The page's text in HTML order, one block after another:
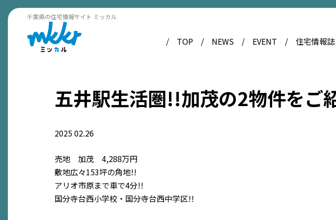
千葉県の住宅情報サイト ミッカル
TOP NEWS EVENT 住宅情報
五井駅生活圏!!加茂の2物件をご
202502.26
売地 加茂 4,288万円
敷地広々153坪の角地!!
アリオ市原まで車で4分!!
国分寺台西小学校・国分寺台西中学区!!